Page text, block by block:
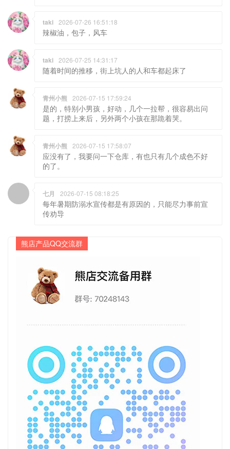
taki 2026-07-26 16:51:18
辣椒油，包子，风车
taki 2026-07-25 14:31:17
随着时间的推移，街上坑人的人和车都起床了
青州小熊 2026-07-15 17:59:24
是的，特别小男孩，好动，几个一拉帮，很容易出问
题，打捞上来后，另外两个小孩在那跪着哭。
青州小熊 2026-07-15 17:58:07
应没有了，我要问一下仓库，有也只有几个成色不好
的了。
七月 2026-07-15 08:18:25
每年暑期防溺水宣传都是有原因的，只能尽力事前宣
传劝导
熊店产品QQ交流群